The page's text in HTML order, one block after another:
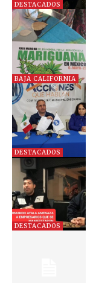
DESTACADOS
BAJA CALIFORNIA
DESTACADOS
DESTACADOS